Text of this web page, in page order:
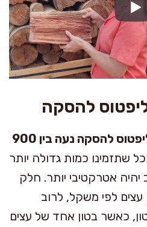
להסקה
המחיר של קוב עצי אקליפטוס להסקה נעה בין 900
שתזמינו כמות גדולה יותר
אטרקטיבי יותר. חלק
לפי משקל, לרוב
כאשר בטון אחד של עצים